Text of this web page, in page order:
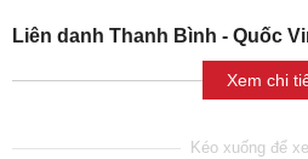
Liên danh Thanh Bình - Quốc
Xem chi